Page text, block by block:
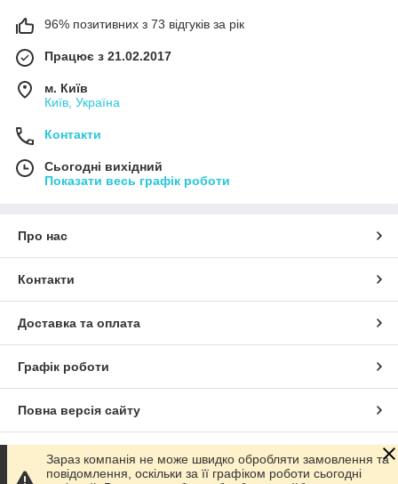
96% позитивних з 73 відгуків за рік
Працює з 21.02.2017
м. Київ
Київ, Україна
Контакти
Сьогодні вихідний
Показати весь графік роботи
Про нас
Контакти
Доставка та оплата
Графік роботи
Повна версія сайту
Сайт створено на маркетплейсіProm.ua
Зараз компанія не може швидко обробляти замовлення та
повідомлення, оскільки за її графіком роботи сьогодні